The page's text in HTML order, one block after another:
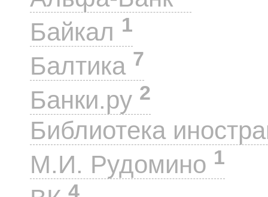
Байкал 1
Балтика 7
Банки.ру 2
Библиотека
М.И. Рудомино 1
4